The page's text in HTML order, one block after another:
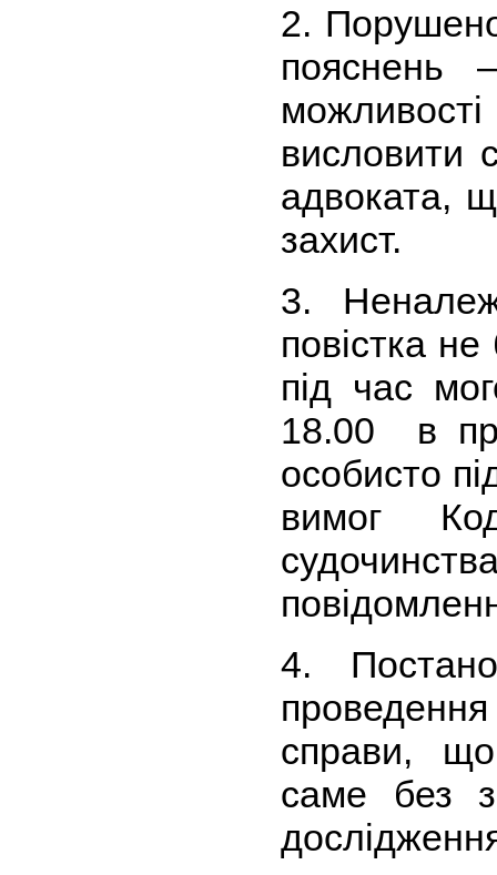
2.
пояснень
висловити
адвоката,
захист.
3.
повістка
під час
18.00 в
особисто
вимог
4.
справи,
саме без